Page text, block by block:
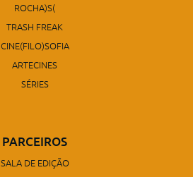
ROCHA)S(
TRASH FREAK
CINE(FILO)SOFIA
ARTECINES
SÉRIES
PARCEIROS
SALA DE EDIÇÃO